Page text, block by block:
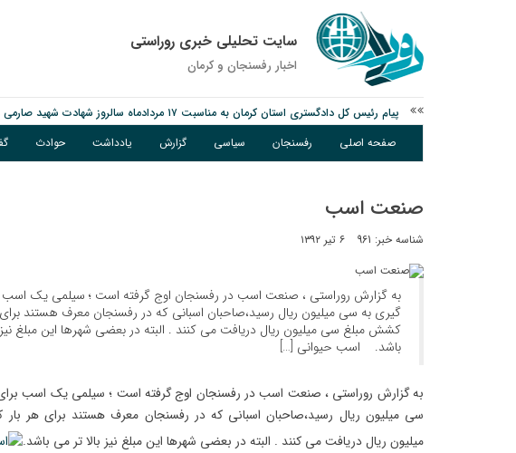
سایت تحلیلی خبری روراستی
اخبار رفسنجان و كرمان
پیام رئیس کل دادگستری استان کرمان به مناسبت ۱۷ مردادماه سالروز شهادت شهید صارمی و روز خبرنگار
نانوایی های نوق زیر ذره بین معاون توسعه
مس رفسنجان در انتظار رأی CAS؛ آغاز تمرینات از هفته آینده
صفحه اصلی رفسنجان سیاسی گزارش یادداشت حوادث
صنعت اسب
شناسه خبر: 961 ۶ تیر ۱۳۹۲
به گزارش روراستی ، صنعت اسب در رفسنجان اوج گرفته است ؛ سیلمی یک
گیری به سی میلیون ریال رسید،صاحبان اسبانی که در رفسنجان معرف هستند برای
کشش مبلغ سی میلیون ریال دریافت می کنند . البته در بعضی شهرها این مبلغ نیز
باشد. اسب حیوانی […]
به گزارش روراستی ، صنعت اسب در رفسنجان اوج گرفته است ؛ سیلمی یک اسب
سی میلیون ریال رسید،صاحبان اسبانی که در رفسنجان معرف هستند برای هر
میلیون ریال دریافت می کنند . البته در بعضی شهرها این مبلغ نیز بالا تر می باشد.